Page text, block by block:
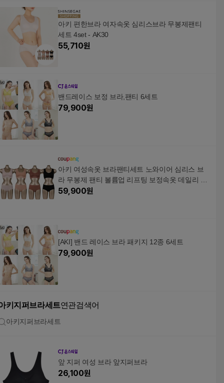
아키 편한브라 여자속옷 심리스브라 무봉제팬티
세트 4set - AK30
55,710원
밴드레이스 보정 브라,팬티 6세트
79,900원
아키 여성속옷 브라팬티세트 노와이어 심리스 브
라 무봉제 팬티 볼륨업 리프팅 보정속옷 데일리 4s
et - AK30
59,900원
[AKI] 밴드 레이스 브라 패키지 12종 6세트
79,900원
키지퍼브라세트연관검색어
아키지퍼브라세트
앞 지퍼 여성 브라 앞지퍼브라
26,100원